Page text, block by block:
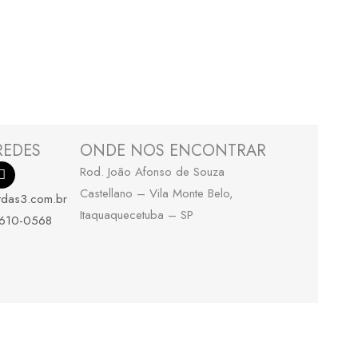
I
n
s
t
a
0568
ONDE NOS ENCONTRAR
Rod. João Afonso de Souza
Castellano – Vila Monte Belo,
Itaquaquecetuba – SP